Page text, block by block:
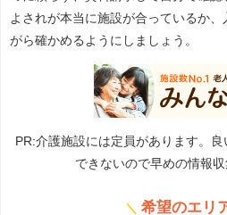
よされが本当に施設が合っているか
がら確かめるようにしましょう。
PR:介護施設には定員があります。
できないので早めの情報収
＼ 希望のエリ